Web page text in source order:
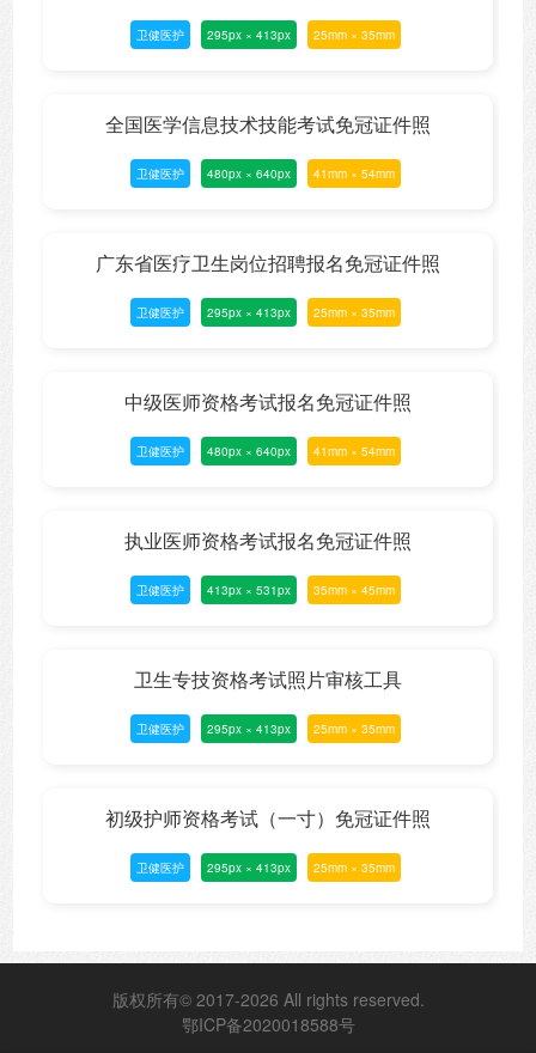
卫健医护 295px × 413px 25mm × 35mm
全国医学信息技术技能考试免冠证件照
卫健医护 480px × 640px 41mm × 54mm
广东省医疗卫生岗位招聘报名免冠证件照
卫健医护 295px × 413px 25mm × 35mm
中级医师资格考试报名免冠证件照
卫健医护 480px × 640px 41mm × 54mm
执业医师资格考试报名免冠证件照
卫健医护 413px × 531px 35mm × 45mm
卫生专技资格考试照片审核工具
卫健医护 295px × 413px 25mm × 35mm
初级护师资格考试（一寸）免冠证件照
卫健医护 295px × 413px 25mm × 35mm
版权所有© 2017-2026 All rights reserved.
鄂ICP备2020018588号